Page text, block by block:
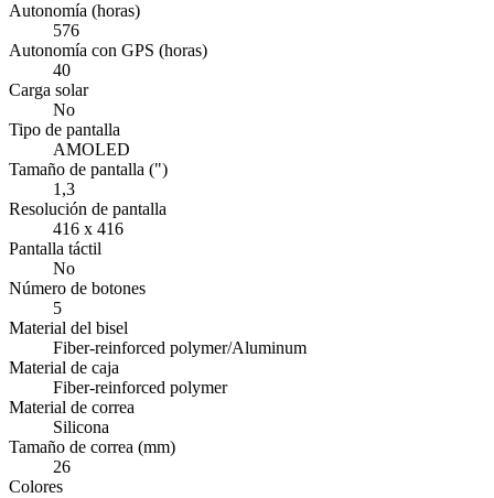
Autonomía (horas)
576
Autonomía con GPS (horas)
40
Carga solar
No
Tipo de pantalla
AMOLED
Tamaño de pantalla (")
1,3
Resolución de pantalla
416 x 416
Pantalla táctil
No
Número de botones
5
Material del bisel
Fiber-reinforced polymer/Aluminum
Material de caja
Fiber-reinforced polymer
Material de correa
Silicona
Tamaño de correa (mm)
26
Colores